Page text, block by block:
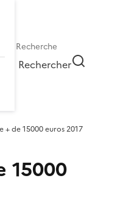
Rechercher
+ de 15000 euros 2017
15000